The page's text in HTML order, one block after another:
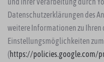
Datenschutzerklärungen des
weitere Informationen zu Ihren
Einstellungsmöglichkeiten
(https://policies.google.com/